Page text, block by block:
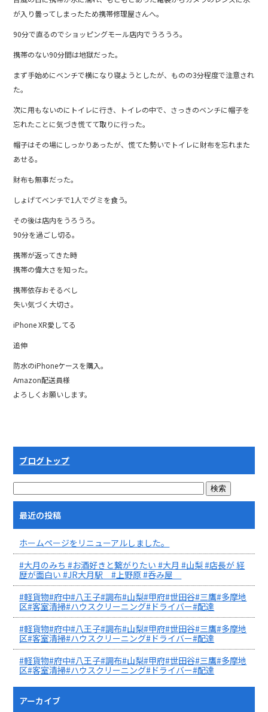
が入り曇ってしまったため携帯修理屋さんへ。
90分で直るのでショッピングモール店内でうろうろ。
携帯のない90分間は地獄だった。
まず手始めにベンチで横になり寝ようとしたが、ものの3分程度で注意され
た。
次に用もないのにトイレに行き、トイレの中で、さっきのベンチに帽子を
忘れたことに気づき慌てて取りに行った。
帽子はその場にしっかりあったが、慌てた勢いでトイレに財布を忘れまた
あせる。
財布も無事だった。
しょげてベンチで1人でグミを食う。
その後は店内をうろうろ。
90分を過ごし切る。
携帯が返ってきた時
携帯の偉大さを知った。
携帯依存おそるべし
失い気づく大切さ。
iPhone XR愛してる
追伸
防水のiPhoneケースを購入。
Amazon配送員様
よろしくお願いします。
ブログトップ
最近の投稿
ホームページをリニューアルしました。
#大月のみち #お酒好きと繋がりたい #大月 #山梨 #店長が 経
歴が面白い #JR大月駅 #上野原 #呑み屋
#軽貨物#府中#八王子#調布#山梨#甲府#世田谷#三鷹#多摩地
区#客室清掃#ハウスクリーニング#ドライバー#配達
#軽貨物#府中#八王子#調布#山梨#甲府#世田谷#三鷹#多摩地
区#客室清掃#ハウスクリーニング#ドライバー#配達
#軽貨物#府中#八王子#調布#山梨#甲府#世田谷#三鷹#多摩地
区#客室清掃#ハウスクリーニング#ドライバー#配達
アーカイブ